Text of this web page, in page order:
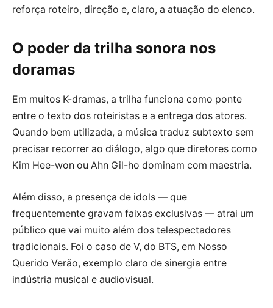
reforça roteiro, direção e, claro, a atuação do elenco.
O poder da trilha sonora nos
doramas
Em muitos K-dramas, a trilha funciona como ponte
entre o texto dos roteiristas e a entrega dos atores.
Quando bem utilizada, a música traduz subtexto sem
precisar recorrer ao diálogo, algo que diretores como
Kim Hee-won ou Ahn Gil-ho dominam com maestria.
Além disso, a presença de idols — que
frequentemente gravam faixas exclusivas — atrai um
público que vai muito além dos telespectadores
tradicionais. Foi o caso de V, do BTS, em Nosso
Querido Verão, exemplo claro de sinergia entre
indústria musical e audiovisual.